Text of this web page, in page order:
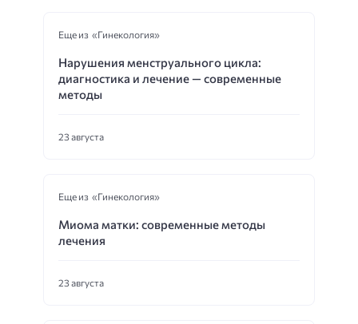
Еще из «Гинекология»
Нарушения менструального цикла:
диагностика и лечение — современные
методы
23 августа
Еще из «Гинекология»
Миома матки: современные методы
лечения
23 августа